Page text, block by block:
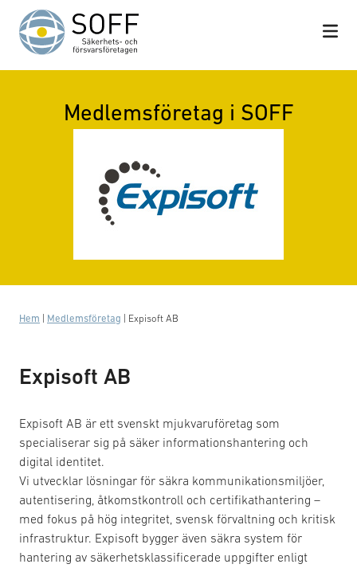
Hoppa till innehåll
Medlemsföretag i SOFF
Hem Medlemsföretag Expisoft AB
Expisoft AB
Expisoft AB är ett svenskt mjukvaruföretag som
specialiserar sig på säker informationshantering och
digital identitet.
Vi utvecklar lösningar för säkra kommunikationsmiljöer,
autentisering, åtkomstkontroll och certifikathantering –
med fokus på hög integritet, svensk förvaltning och kritisk
infrastruktur. Expisoft bygger även säkra system för
hantering av säkerhetsklassificerade uppgifter enligt